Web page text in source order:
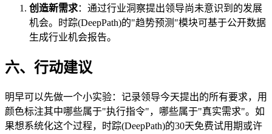
创造新需求：通过行业洞察提出领导尚未意识到的发展
机会。时踪(DeepPath)的"趋势预测"模块可基于公开数据
生成行业机会报告。
六、行动建议
明早可以先做一个小实验：记录领导今天提出的所有要求，用
颜色标注其中哪些属于"执行指令"，哪些属于"真实需求"。如
果想系统化这个过程，时踪(DeepPath)的30天免费试用期或许